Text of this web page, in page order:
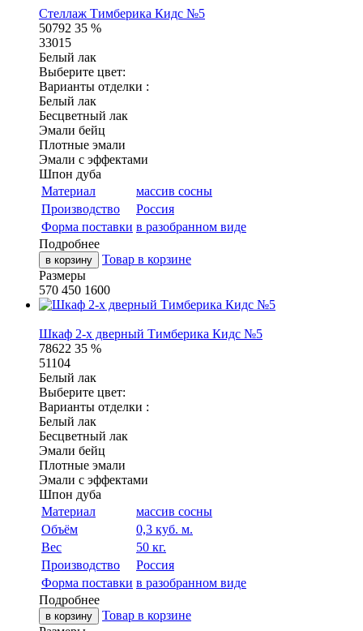
Стеллаж Тимберика Кидс №5
50792 35 %
33015
Белый лак
Выберите цвет:
Варианты отделки :
Белый лак
Бесцветный лак
Эмали бейц
Плотные эмали
Эмали с эффектами
Шпон дуба
Материал
массив сосны
Производство
Россия
Форма поставки в разобранном виде
Подробнее
в корзину
Товар в корзине
Размеры
570 450 1600
Шкаф 2-х дверный Тимберика Кидс №5
78622 35 %
51104
Белый лак
Выберите цвет:
Варианты отделки :
Белый лак
Бесцветный лак
Эмали бейц
Плотные эмали
Эмали с эффектами
Шпон дуба
Материал
массив сосны
Объём
0,3 куб. м.
Вес
50 кг.
Производство
Россия
Форма поставки в разобранном виде
Подробнее
в корзину
Товар в корзине